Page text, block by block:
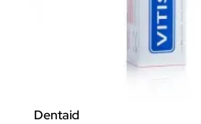
Dentaid